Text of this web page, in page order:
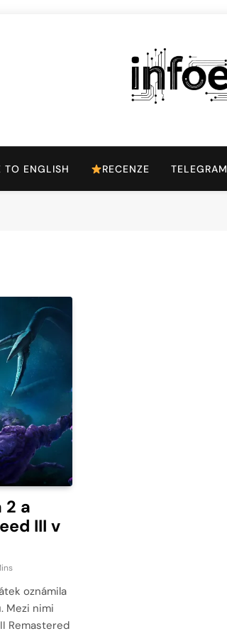
Infoek.cz
TO ENGLISH RECENZE TELEGRAM
2 a
III v
oznámila
Mezi nimi
Remastered